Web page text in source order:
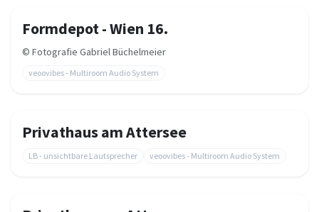
Formdepot - Wien 16.
© Fotografie Gabriel Büchelmeier
veoovibes - Multiroom Audio System
Privathaus am Attersee
LB - unsichtbare Lautsprecher veoovibes - Multiroom Audio System